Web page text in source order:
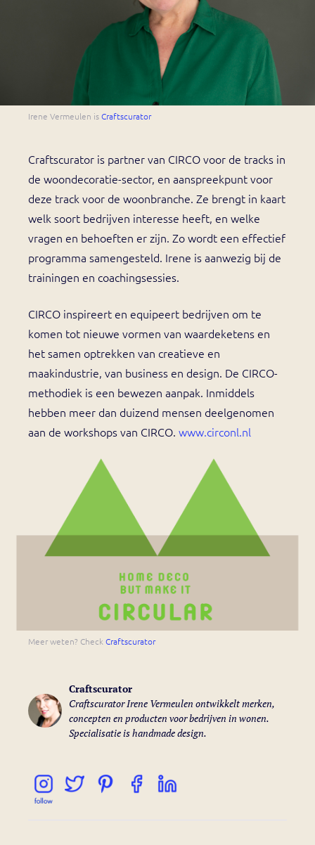
Irene Vermeulen isCraftscurator
Craftscurator is partner van CIRCO voor de tracks in
de woondecoratie-sector, en aanspreekpunt voor
deze track voor de woonbranche. Ze brengt in kaart
welk soort bedrijven interesse heeft, en welke
vragen en behoeften er zijn. Zo wordt een effectief
programma samengesteld. Irene is aanwezig bij de
trainingen en coachingsessies.
CIRCO inspireert en equipeert bedrijven om te
komen tot nieuwe vormen van waardeketens en
het samen optrekken van creatieve en
maakindustrie, van business en design. De CIRCO-
methodiek is een bewezen aanpak. Inmiddels
hebben meer dan duizend mensen deelgenomen
aan de workshops van CIRCO. www.circonl.nl
Meer weten? CheckCraftscurator
Craftscurator
Craftscurator Irene Vermeulen ontwikkelt merken,
concepten en producten voor bedrijven in wonen.
Specialisatie is handmade design.